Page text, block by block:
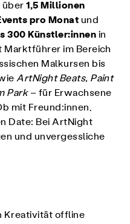
über1,5 Millionen
pro Monat und
300 Künstler:innen in
Marktführer im Bereich
Malkursen bis
ArtNight Beats, Paint
Park– für Erwachsene
mit Freund:innen,
Date: Bei ArtNight
und unvergessliche
Kreativität offline